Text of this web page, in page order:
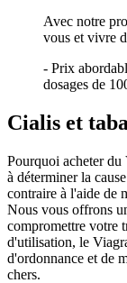
Avec notre
vous et vivre
- Prix
dosages de
Cialis et
Pourquoi acheter du
à déterminer la
contraire à l'aide de
Nous vous offrons
compromettre votre
d'utilisation, le
d'ordonnance et de
chers.